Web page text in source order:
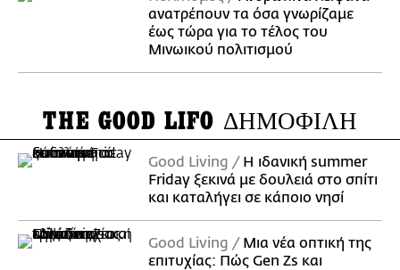
ανατρέπουν τα όσα γνωρίζαμε
έως τώρα για το τέλος του
Μινωικού πολιτισμού
THE GOOD LIFO ΔΗΜΟΦΙΛΗ
Good Living
Η ιδανική summer
Friday ξεκινά με δουλειά στο σπίτι
και καταλήγει σε κάποιο νησί
Good Living
Μια νέα οπτική της
επιτυχίας: Πώς Gen Zs και